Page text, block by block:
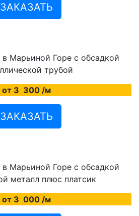
ЗАКАЗАТЬ
от 3 300 /м
ЗАКАЗАТЬ
от 3 000 /м